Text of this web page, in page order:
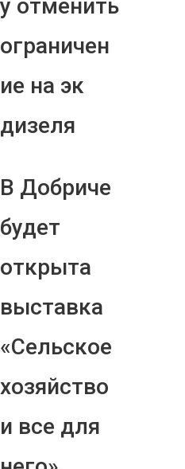
у отменить
ограничен
ие на эк
дизеля
В Добриче
будет
открыта
выставка
«Сельское
хозяйство
и все для